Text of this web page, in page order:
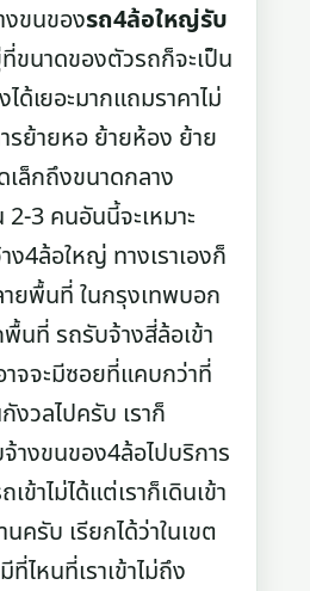
งขนของรถ4ล้อใหญ่รับ
ขนาดของตัวรถก็จะเป็น
ด้เยอะมากแถมราคาไม่
รย้ายหอ ย้ายห้อง ย้าย
ล็กถึงขนาดกลาง
3 คนอันนี้จะเหมาะ
4ล้อใหญ่ ทางเราเองก็
ยพื้นที่ ในกรุงเทพบอก
พื้นที่ รถรับจ้างสี่ล้อเข้า
จจะมีซอยที่แคบกว่าที่
งวลไปครับ เราก็
างขนของ4ล้อไปบริการ
ข้าไม่ได้แต่เราก็เดินเข้า
ครับ เรียกได้ว่าในเขต
ไหนที่เราเข้าไม่ถึง